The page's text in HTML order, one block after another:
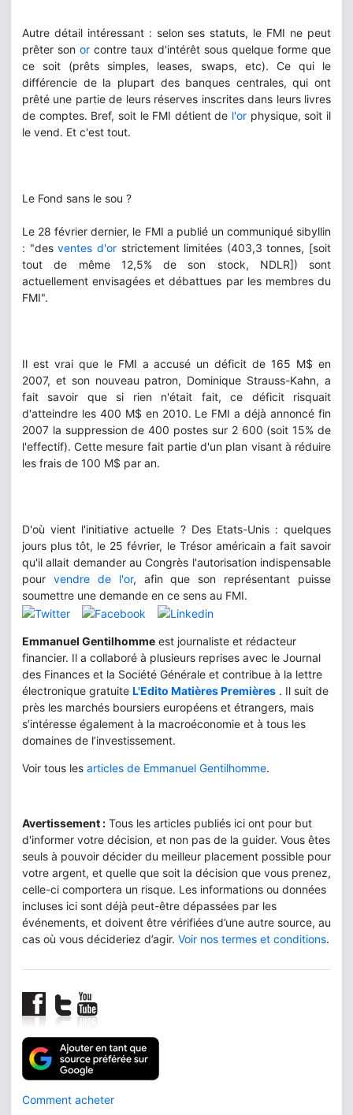
Autre détail intéressant : selon ses statuts, le FMI ne peut
prêter son or contre taux d'intérêt sous quelque forme que
ce soit (prêts simples, leases, swaps, etc). Ce qui le
différencie de la plupart des banques centrales, qui ont
prêté une partie de leurs réserves inscrites dans leurs livres
de comptes. Bref, soit le FMI détient de l'or physique, soit il
le vend. Et c'est tout.
Le Fond sans le sou ?
Le 28 février dernier, le FMI a publié un communiqué sibyllin
: "desventes d'orstrictement limitées (403,3 tonnes, [soit
tout de même 12,5% de son stock, NDLR]) sont
actuellement envisagées et débattues par les membres du
FMI".
Il est vrai que le FMI a accusé un déficit de 165 M$ en
2007, et son nouveau patron, Dominique Strauss-Kahn, a
fait savoir que si rien n'était fait, ce déficit risquait
d'atteindre les 400 M$ en 2010. Le FMI a déjà annoncé fin
2007 la suppression de 400 postes sur 2 600 (soit 15% de
l'effectif). Cette mesure fait partie d'un plan visant à réduire
les frais de 100 M$ par an.
D'où vient l'initiative actuelle ? Des Etats-Unis : quelques
jours plus tôt, le 25 février, le Trésor américain a fait savoir
qu'il allait demander au Congrès l'autorisation indispensable
pour vendre de l'or, afin que son représentant puisse
soumettre une demande en ce sens au FMI.
Emmanuel Gentilhomme est journaliste et rédacteur
financier. Il a collaboré à plusieurs reprises avec le Journal
des Finances et la Société Générale et contribue à la lettre
électronique gratuite L'Edito Matières Premières . Il suit de
près les marchés boursiers européens et étrangers, mais
s’intéresse également à la macroéconomie et à tous les
domaines de l’investissement.
Voir tous les articles de Emmanuel Gentilhomme.
Avertissement : Tous les articles publiés ici ont pour but
d'informer votre décision, et non pas de la guider. Vous êtes
seuls à pouvoir décider du meilleur placement possible pour
votre argent, et quelle que soit la décision que vous prenez,
celle-ci comportera un risque. Les informations ou données
incluses ici sont déjà peut-être dépassées par les
événements, et doivent être vérifiées d’une autre source, au
cas où vous décideriez d’agir. Voir nos termes et conditions.
Comment acheter